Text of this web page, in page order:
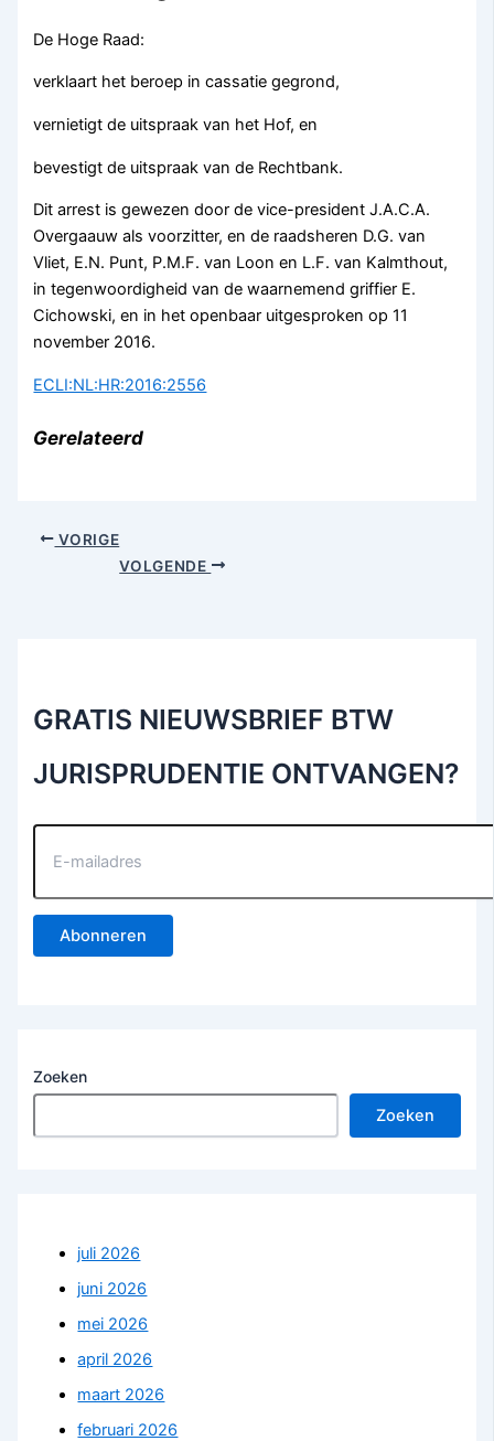
De Hoge Raad:
verklaart het beroep in cassatie gegrond,
vernietigt de uitspraak van het Hof, en
bevestigt de uitspraak van de Rechtbank.
Dit arrest is gewezen door de vice-president J.A.C.A.
Overgaauw als voorzitter, en de raadsheren D.G. van
Vliet, E.N. Punt, P.M.F. van Loon en L.F. van Kalmthout,
in tegenwoordigheid van de waarnemend griffier E.
Cichowski, en in het openbaar uitgesproken op 11
november 2016.
ECLI:NL:HR:2016:2556
Gerelateerd
VORIGE
VOLGENDE
GRATIS NIEUWSBRIEF BTW
JURISPRUDENTIE ONTVANGEN?
E
a
i
Abonneren
Zoeken
Zoeken
juli 2026
juni 2026
mei 2026
april 2026
maart 2026
februari 2026